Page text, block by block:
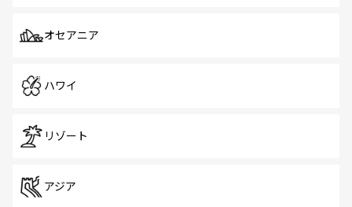
オセアニア
ハワイ
リゾート
アジア